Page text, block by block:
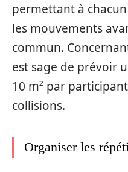
permettant à
les mouvements
commun.
est sage de prévoir
10 m² par
collisions.
Organiser les